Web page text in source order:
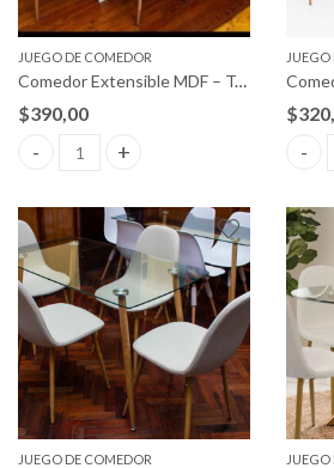
JUEGO DE COMEDOR
Comedor Extensible MDF – Tapizada
$390,00
Comedor Extensible MDF – Tapizada
JUEGO
$
JUEGO DE COMEDOR